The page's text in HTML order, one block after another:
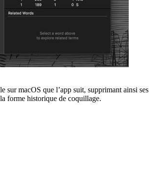
sur macOS que l’app suit, supprimant ainsi
forme historique de coquillage.